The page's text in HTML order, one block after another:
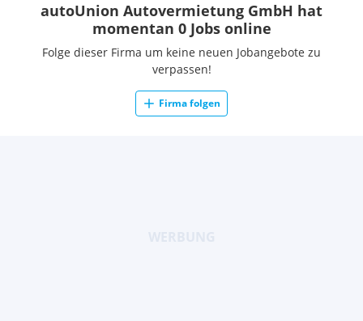
autoUnion Autovermietung GmbH hat
momentan 0 Jobs online
Folge dieser Firma um keine neuen Jobangebote zu
verpassen!
Firma folgen